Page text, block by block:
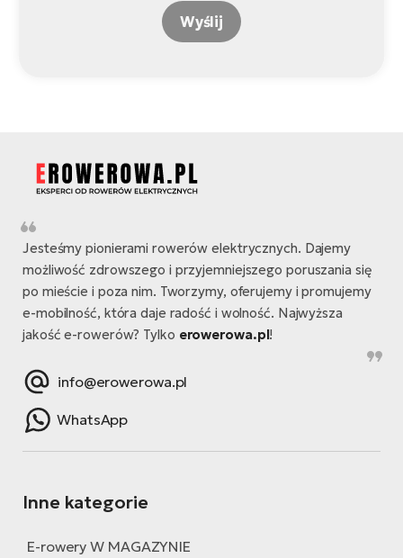
Wyślij
Jesteśmy pionierami rowerów elektrycznych. Dajemy
możliwość zdrowszego i przyjemniejszego poruszania się
po mieście i poza nim. Tworzymy, oferujemy i promujemy
e-mobilność, która daje radość i wolność. Najwyższa
jakość e-rowerów? Tylko erowerowa.pl!
info@erowerowa.pl
WhatsApp
Inne kategorie
E-rowery W MAGAZYNIE